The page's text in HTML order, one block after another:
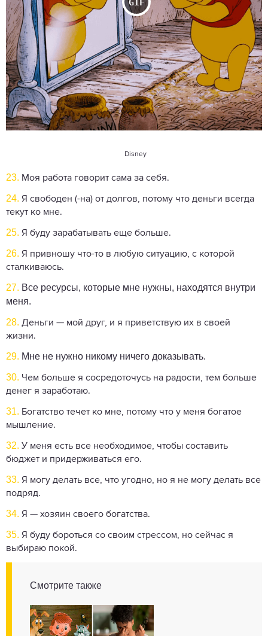
Disney
23. Моя работа говорит сама за себя.
24. Я свободен (-на) от долгов, потому что деньги всегда
текут ко мне.
25. Я буду зарабатывать еще больше.
26. Я привношу что-то в любую ситуацию, с которой
сталкиваюсь.
27. Все ресурсы, которые мне нужны, находятся внутри
меня.
28. Деньги — мой друг, и я приветствую их в своей
жизни.
29. Мне не нужно никому ничего доказывать.
30. Чем больше я сосредоточусь на радости, тем больше
денег я заработаю.
31. Богатство течет ко мне, потому что у меня богатое
мышление.
32. У меня есть все необходимое, чтобы составить
бюджет и придерживаться его.
33. Я могу делать все, что угодно, но я не могу делать все
подряд.
34. Я — хозяин своего богатства.
35. Я буду бороться со своим стрессом, но сейчас я
выбираю покой.
Смотрите также